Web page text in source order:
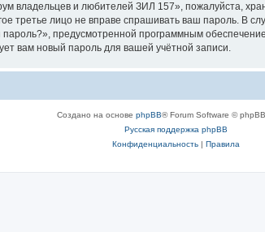
владельцев и любителей ЗИЛ 157», пожалуйста,
третье лицо не вправе спрашивать ваш пароль. В
предусмотренной программным
вам новый пароль для вашей учётной записи.
Создано на основе phpBB® Forum Software ©
Русская поддержка phpBB
Конфиденциальность| Правила